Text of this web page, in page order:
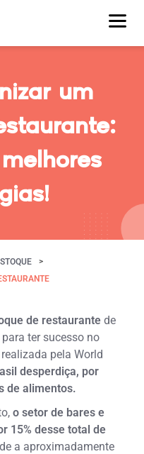
um
de restaurante de
ter sucesso no
pela World
desperdiça, por
de alimentos.
o setor de bares e
15% desse total de
a aproximadamente